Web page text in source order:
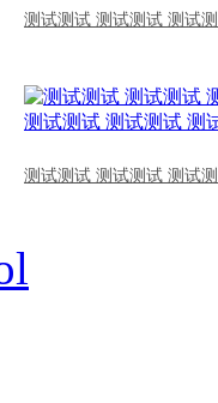
测试测试 测试测试 测试
测试测试 测试测试 测试